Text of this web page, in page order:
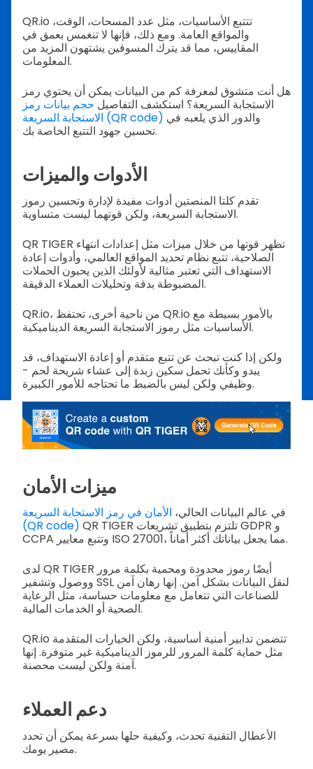
QR.io تتتبع الأساسيات، مثل عدد المسحات، الوقت،
والمواقع العامة. ومع ذلك، فإنها لا تنغمس بعمق في
المقاييس، مما قد يترك المسوقين يشتهون المزيد من
المعلومات.
هل أنت متشوق لمعرفة كم من البيانات يمكن أن يحتوي رمز
الاستجابة السريعة؟ استكشف التفاصيل حجم بيانات رمز
الاستجابة السريعة (QR code)
تحسين جهود التتبع الخاصة بك.
الأدوات والميزات
تقدم كلتا المنصتين أدوات مفيدة لإدارة وتحسين رموز
الاستجابة السريعة، ولكن قوتهما ليست متساوية.
QR TIGER تظهر قوتها من خلال ميزات مثل إعدادات انتهاء
الصلاحية، تتبع نظام تحديد المواقع العالمي، وأدوات إعادة
الاستهداف التي تعتبر مثالية لأولئك الذين يحبون الحملات
المضبوطة بدقة وتحليلات العملاء الدقيقة.
QR.io، من ناحية أخرى، تحتفظ QR.io بالأمور بسيطة مع
الأساسيات مثل رموز الاستجابة السريعة الديناميكية.
ولكن إذا كنت تبحث عن تتبع متقدم أو إعادة الاستهداف، قد
يبدو وكأنك تحمل سكين زبدة إلى عشاء شريحة لحم -
وظيفي ولكن ليس بالضبط ما تحتاجه للأمور الكبيرة.
ميزات الأمان
في عالم البيانات الحالي، الأمان في رمز الاستجابة السريعة
(QR code) QR TIGER تلتزم بتطبيق تشريعات GDPR و
CCPA وتتبع معايير ISO 27001، مما يجعل بياناتك أكثر أماناً.
لدى QR TIGER أيضًا رموز محدودة ومحمية بكلمة مرور
ووصول وتشفير SSL لنقل البيانات بشكل آمن. إنها رهان آمن
للصناعات التي تتعامل مع معلومات حساسة، مثل الرعاية
الصحية أو الخدمات المالية.
QR.io تتضمن تدابير أمنية أساسية، ولكن الخيارات المتقدمة
مثل حماية كلمة المرور للرموز الديناميكية غير متوفرة. إنها
آمنة ولكن ليست محصنة.
دعم العملاء
الأعطال التقنية تحدث، وكيفية حلها بسرعة يمكن أن تحدد
مصير يومك.